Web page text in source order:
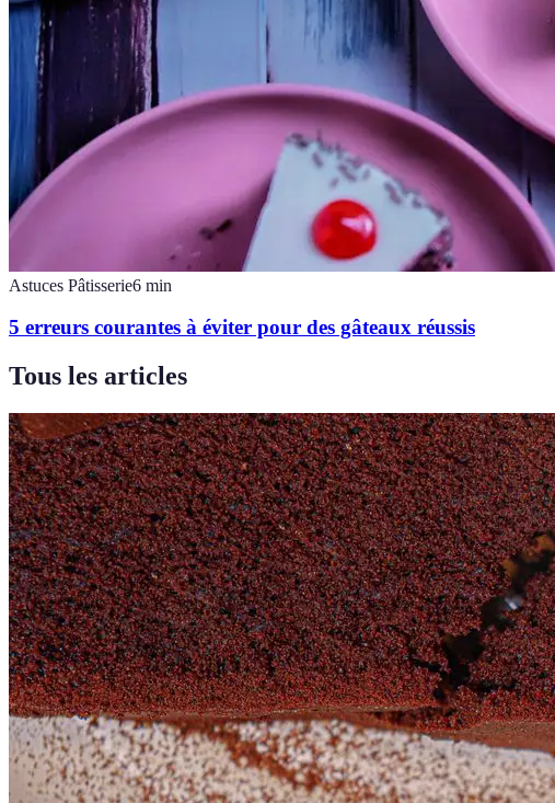
Astuces Pâtisserie6 min
5 erreurs courantes à éviter pour des gâteaux réussis
Tous les articles